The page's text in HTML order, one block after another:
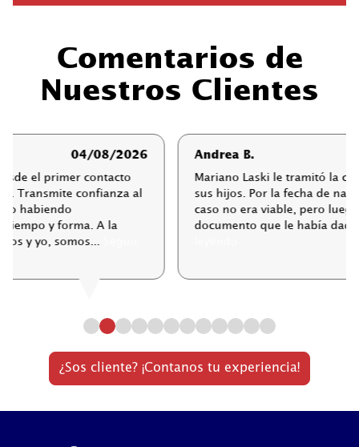
Comentarios de
Nuestros Clientes
Andrea B. 01/08/2026
Mariano Laski le tramitó la ciudadanía a mis primos y
sus hijos. Por la fecha de nacimiento de mi mamá, el
caso no era viable, pero luego cambió la ley, y con el
documento que le había dado mi prima,...Seguir
leyendo
¿Sos cliente? ¡Contanos tu experiencia!